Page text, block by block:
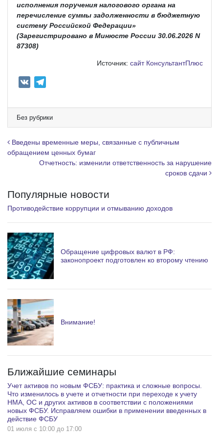
исполнения поручения налогового органа на
перечисление суммы задолженности в бюджетную
систему Российской Федерации»
(Зарегистрировано в Минюсте России 30.06.2026 N
87308)
Источник: сайт КонсультантПлюс
e
g
r
a
m
Без рубрики
Навигация по записям
Введены временные меры, связанные с публичным
обращением ценных бумаг
Отчетность: изменили ответственность за нарушение
сроков сдачи
Популярные новости
Противодействие коррупции и отмыванию доходов
Обращение цифровых валют в РФ:
законопроект подготовлен ко второму чтению
Внимание!
Ближайшие семинары
Учет активов по новым ФСБУ: практика и сложные вопросы.
Что изменилось в учете и отчетности при переходе к учету
НМА, ОС и других активов в соответствии с положениями
новых ФСБУ. Исправляем ошибки в применении введенных в
действие ФСБУ
01 июля c 10:00 до 17:00